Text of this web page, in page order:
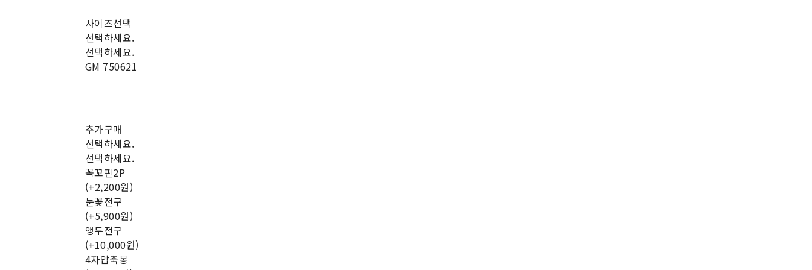
사이즈선택
선택하세요.
선택하세요.
GM 750621
추가구매
선택하세요.
선택하세요.
꼭꼬핀2P
(+2,200원)
눈꽃전구
(+5,900원)
앵두전구
(+10,000원)
4자압축봉